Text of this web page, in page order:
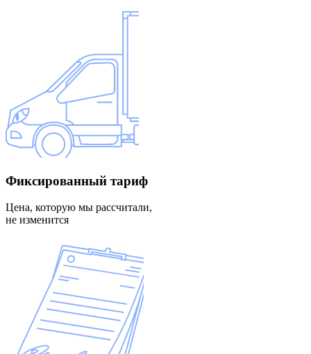
Фиксированный тариф
Цена, которую мы рассчитали,
не изменится